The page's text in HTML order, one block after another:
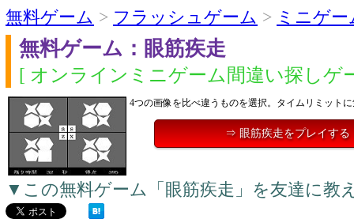
無料ゲーム > フラッシュゲーム > ミニゲー
無料ゲーム：眼筋疾走
[ オンラインミニゲーム間違い探しゲ
4つの画像を比べ違うものを選択。タイムリミット
⇒ 眼筋疾走をプレイする
▼この無料ゲーム「眼筋疾走」を友達に教